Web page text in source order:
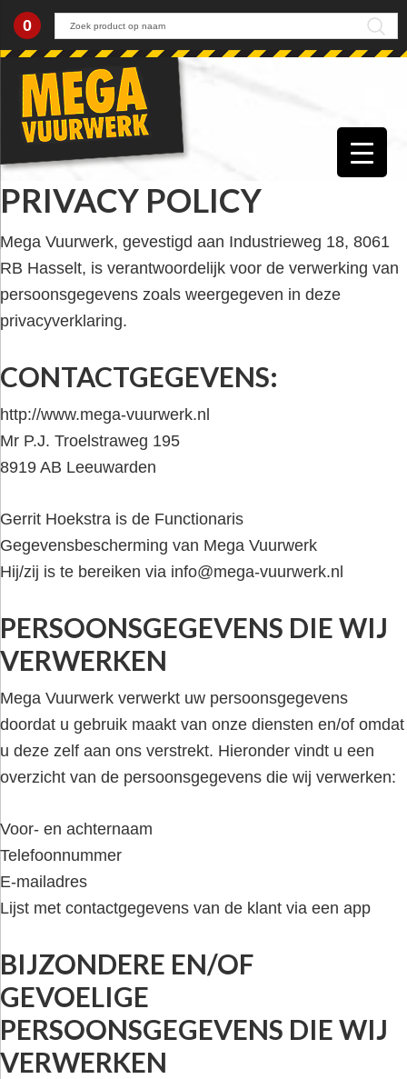
0
Skip
primary
Skip
main
Skip
primary
Skip
footer
PRIVACY POLICY
Mega Vuurwerk, gevestigd aan Industrieweg 18, 8061
RB Hasselt, is verantwoordelijk voor de verwerking van
persoonsgegevens zoals weergegeven in deze
privacyverklaring.
CONTACTGEGEVENS:
http://www.mega-vuurwerk.nl
Mr P.J. Troelstraweg 195
8919 AB Leeuwarden
Gerrit Hoekstra is de Functionaris
Gegevensbescherming van Mega Vuurwerk
Hij/zij is te bereiken via info@mega-vuurwerk.nl
PERSOONSGEGEVENS DIE WIJ
VERWERKEN
Mega Vuurwerk verwerkt uw persoonsgegevens
doordat u gebruik maakt van onze diensten en/of omdat
u deze zelf aan ons verstrekt. Hieronder vindt u een
overzicht van de persoonsgegevens die wij verwerken:
Voor- en achternaam
Telefoonnummer
E-mailadres
Lijst met contactgegevens van de klant via een app
BIJZONDERE EN/OF
GEVOELIGE
PERSOONSGEGEVENS DIE WIJ
VERWERKEN